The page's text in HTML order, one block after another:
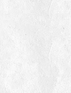
54 Usambara